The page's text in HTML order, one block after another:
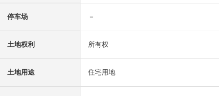
停车场 －
土地权利 所有权
土地用途 住宅用地